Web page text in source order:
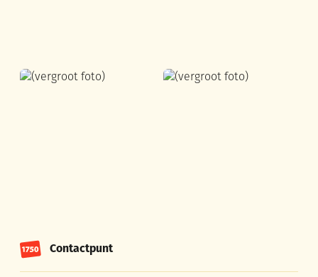
Contactpunt